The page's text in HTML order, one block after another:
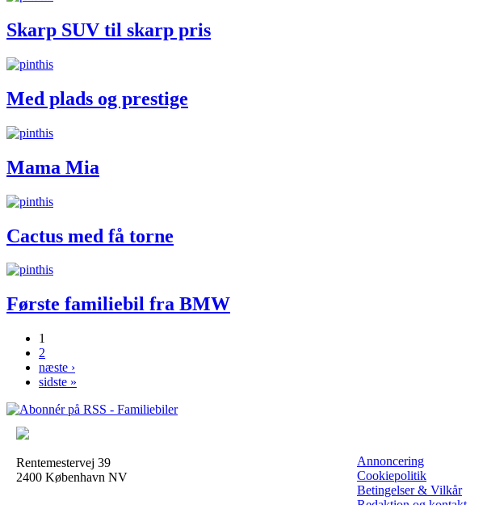
Skarp SUV til skarp pris
Med plads og prestige
Mama Mia
Cactus med få torne
Første familiebil fra BMW
Sider
1
2
næste ›
sidste »
Rentemestervej 39
2400 København NV
Annoncering
Cookiepolitik
Betingelser & Vilkår